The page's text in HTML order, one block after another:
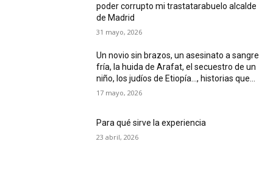
poder corrupto mi trastatarabuelo alcalde
de Madrid
31 mayo, 2026
Un novio sin brazos, un asesinato a sangre
fría, la huida de Arafat, el secuestro de un
niño, los judíos de Etiopía…, historias que...
17 mayo, 2026
Para qué sirve la experiencia
23 abril, 2026